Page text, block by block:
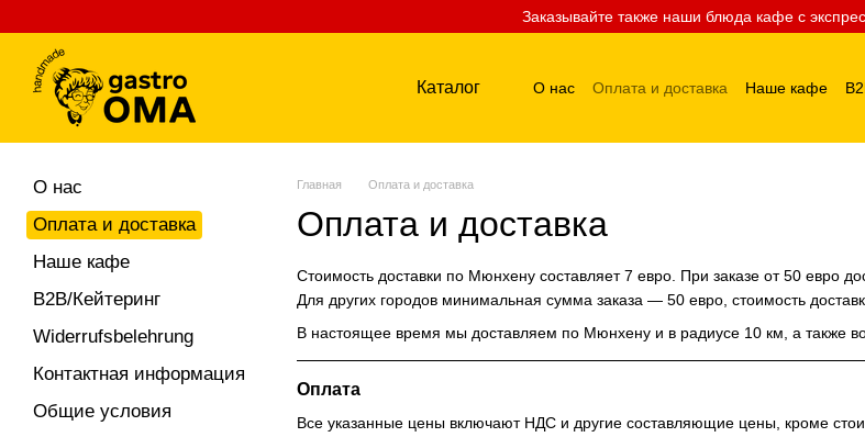
Заказывайте также наши блюда кафе с
Каталог О нас Оплата и доставка Наше кафе
Главная Оплата и доставка
Оплата и доставка
Стоимость доставки по Мюнхену составляет 7 евро. При заказе от 50 евро
Для других городов минимальная сумма заказа — 50 евро, стоимость
В настоящее время мы доставляем по Мюнхену и в радиусе 10 км, а также
Оплата
Все указанные цены включают НДС и другие составляющие цены, кроме
О нас
Оплата и доставка
Наше кафе
B2B/Кейтеринг
Widerrufsbelehrung
Контактная информация
Общие условия